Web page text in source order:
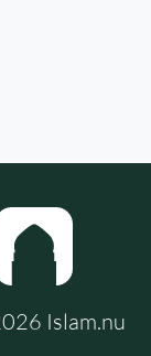
Islam.nu